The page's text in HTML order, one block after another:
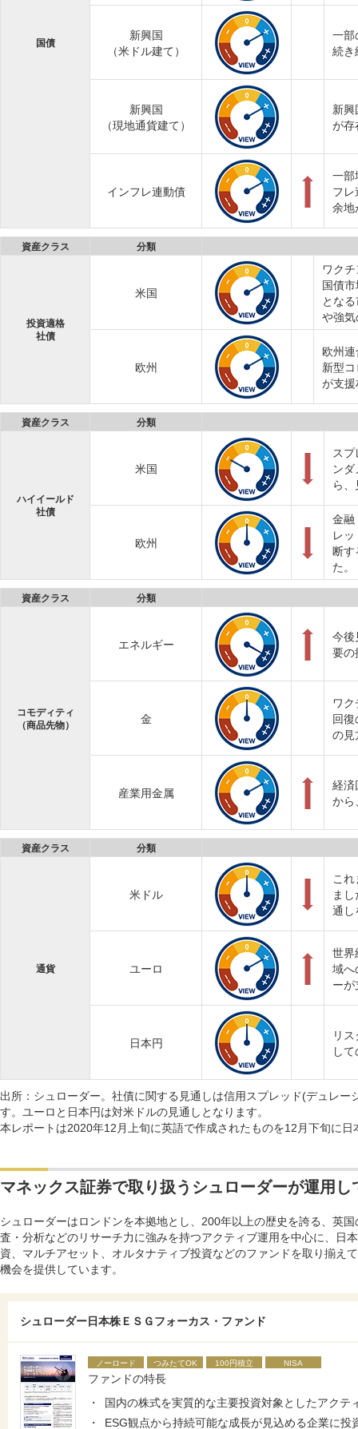
国債
新興国
（米ドル建て）
一部
続き
新興国
（現地通貨建て）
新興
が存
インフレ連動債
一部
フレ
余地
資産クラス 分類
投資適格
社債
米国
ワク
国債
とな
や強
欧州
欧州
新型
が支
資産クラス 分類
ハイイールド
社債
米国
ス
ン
ら
欧州
金融
レ
断す
た。
資産クラス 分類
コモディティ
（商品先物）
エネルギー
今後
要の
金
ワ
回復
の見
産業用金属
経済
から
資産クラス 分類
通貨
米ドル
こ
ま
通し
ユーロ
世界
域へ
ーが
日本円
リ
し
出所：シュローダー。社債に関する見通しは信用スプレッド(デュレ
す。ユーロと日本円は対米ドルの見通しとなります。
本レポートは2020年12月上旬に英語で作成されたものを12月下旬に日
マネックス証券で取り扱うシュローダーが運用し
シュローダーはロンドンを本拠地とし、200年以上の歴史を誇る、英
査・分析などのリサーチ力に強みを持つアクティブ運用を中心に、日
資、マルチアセット、オルタナティブ投資などのファンドを取り揃え
機会を提供しています。
シュローダー日本株ＥＳＧフォーカス・ファンド
ノーロード つみたてOK 100円積立 NISA
ファンドの特長
国内の株式を実質的な主要投資対象としたアクテ
ESG観点から持続可能な成長が見込める企業に投